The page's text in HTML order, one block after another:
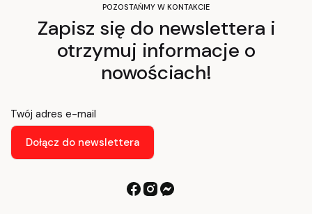
POZOSTAŃMY W KONTAKCIE
Zapisz się do newslettera i
otrzymuj informacje o
nowościach!
Twój adres e-mail
Dołącz do newslettera